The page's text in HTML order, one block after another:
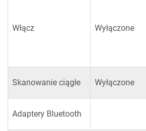
Włącz Wyłączone
Skanowanie ciągłe Wyłączone
Adaptery Bluetooth